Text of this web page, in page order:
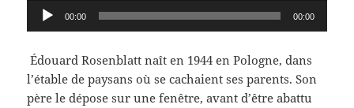
Lecteur
audio
00:00 00:00
Édouard Rosenblatt naît en 1944 en Pologne, dans
l’étable de paysans où se cachaient ses parents. Son
père le dépose sur une fenêtre, avant d’être abattu